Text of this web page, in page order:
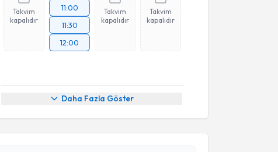
Takvim
kapalıdır
11:00
11:30
12:00
Takvim
kapalıdır
Takvim
kapalıdır
Daha Fazla Göster